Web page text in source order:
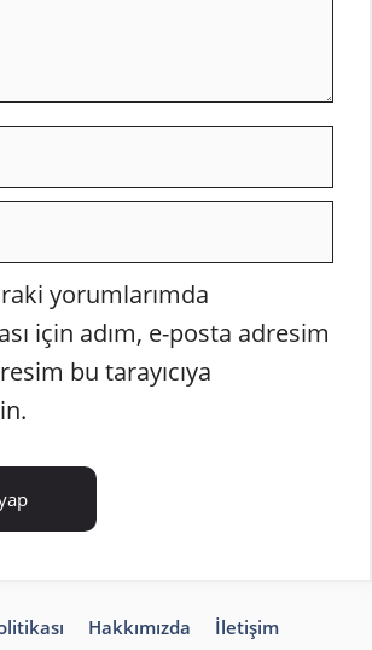
yorumlarımda
için adım, e-posta adresim
bu tarayıcıya
Hakkımızda İletişim